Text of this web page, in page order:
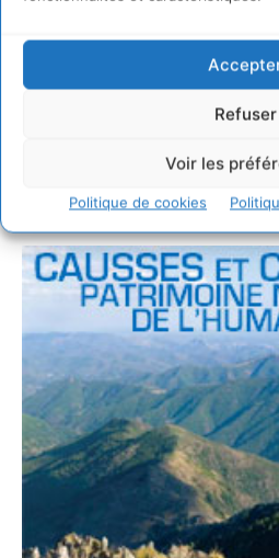
Refuser
Voir les
Politique de cookies